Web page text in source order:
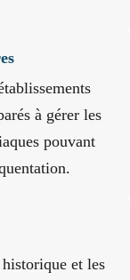
à gérer les
pouvant
et les